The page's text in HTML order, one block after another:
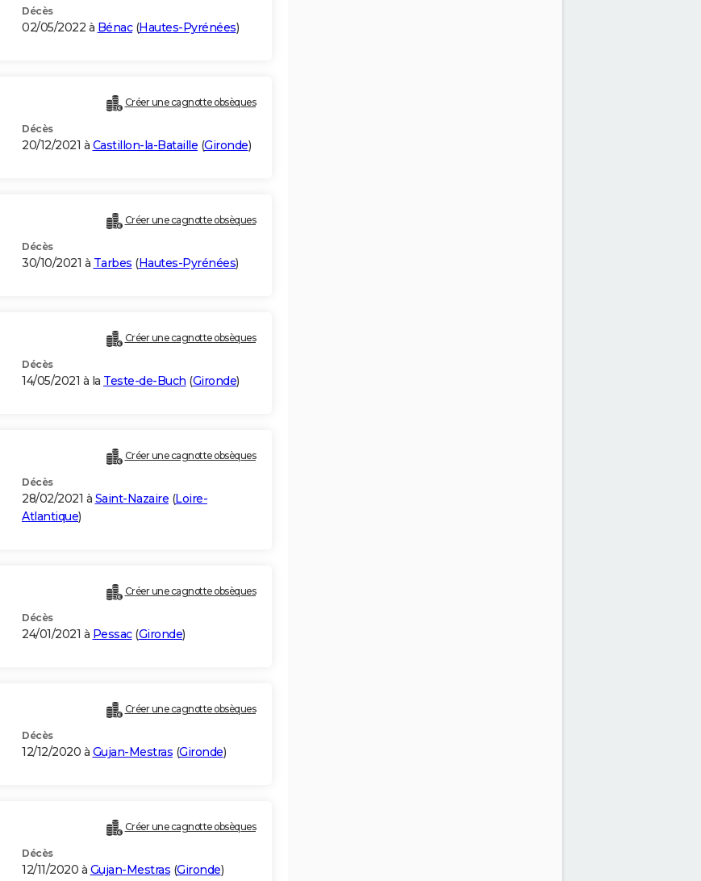
Décès
02/05/2022 à Bénac(Hautes-Pyrénées)
Créer une cagnotte obsèques
Décès
20/12/2021 à Castillon-la-Bataille (Gironde)
Créer une cagnotte obsèques
Décès
30/10/2021 à Tarbes (Hautes-Pyrénées)
Créer une cagnotte obsèques
Décès
14/05/2021 à la Teste-de-Buch (Gironde)
Créer une cagnotte obsèques
Décès
28/02/2021 à Saint-Nazaire (Loire-
Atlantique)
Créer une cagnotte obsèques
Décès
24/01/2021 à Pessac(Gironde)
Créer une cagnotte obsèques
Décès
12/12/2020 à Gujan-Mestras (Gironde)
Créer une cagnotte obsèques
Décès
12/11/2020 à Gujan-Mestras (Gironde)